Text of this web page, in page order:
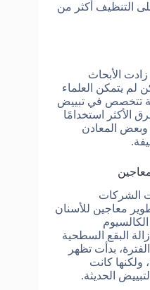
التنظيف أكثر من
الأبحاث
لم يتمكن العلماء
تتخصص في تبييض
الأكثر استخدامًا
وبعض المعادن
الشركات
معاجين للأسنان
البقع السطحية
بدأت تظهر
ولكنها كانت
الحديثة.